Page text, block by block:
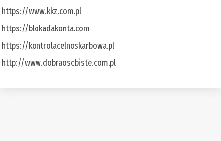
https://www.kkz.com.pl
https://blokadakonta.com
https://kontrolacelnoskarbowa.pl
http://www.dobraosobiste.com.pl